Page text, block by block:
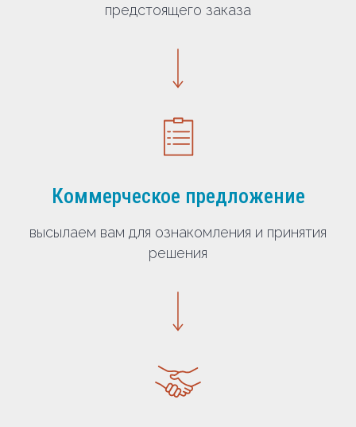
предстоящего заказа
Коммерческое предложение
высылаем вам для ознакомления и принятия
решения